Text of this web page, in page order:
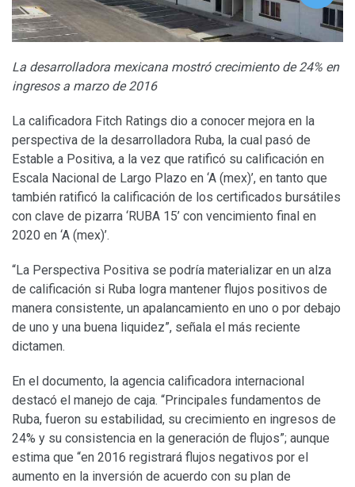
La desarrolladora mexicana mostró crecimiento de 24% en
ingresos a marzo de 2016
La calificadora Fitch Ratings dio a conocer mejora en la
perspectiva de la desarrolladora Ruba, la cual pasó de
Estable a Positiva, a la vez que ratificó su calificación en
Escala Nacional de Largo Plazo en ‘A (mex)’, en tanto que
también ratificó la calificación de los certificados bursátiles
con clave de pizarra ‘RUBA 15’ con vencimiento final en
2020 en ‘A (mex)’.
“La Perspectiva Positiva se podría materializar en un alza
de calificación si Ruba logra mantener flujos positivos de
manera consistente, un apalancamiento en uno o por debajo
de uno y una buena liquidez”, señala el más reciente
dictamen.
En el documento, la agencia calificadora internacional
destacó el manejo de caja. “Principales fundamentos de
Ruba, fueron su estabilidad, su crecimiento en ingresos de
24% y su consistencia en la generación de flujos”; aunque
estima que “en 2016 registrará flujos negativos por el
aumento en la inversión de acuerdo con su plan de